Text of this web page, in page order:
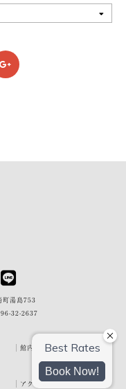
町湯島753
32-2637
館内・施設
アクセス